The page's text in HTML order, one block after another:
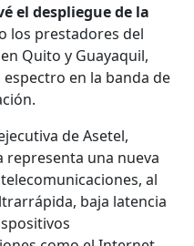
el despliegue de la
los prestadores del
Quito y Gua­yaquil,
en la banda de
de Asetel,
representa una nueva
al
baja latencia